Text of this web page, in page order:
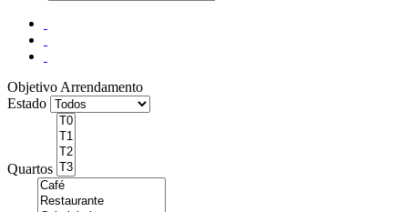
Objetivo Arrendamento
Estado
Quartos